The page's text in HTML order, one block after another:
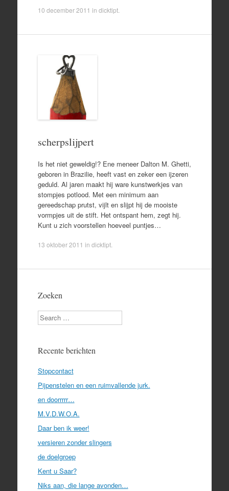
10 december 2011 in dicktipt.
scherpslijpert
Is het niet geweldig!? Ene meneer Dalton M. Ghetti,
geboren in Brazilie, heeft vast en zeker een ijzeren
geduld. Al jaren maakt hij ware kunstwerkjes van
stompjes potlood. Met een minimum aan
gereedschap prutst, vijlt en slijpt hij de mooiste
vormpjes uit de stift. Het ontspant hem, zegt hij.
Kunt u zich voorstellen hoeveel puntjes…
13 oktober 2011 in dicktipt.
Zoeken
Search
Recente berichten
Stopcontact
Pijpenstelen en een ruimvallende jurk.
en doorrrrr…
M.V.D.W.O.A.
Daar ben ik weer!
versieren zonder slingers
de doelgroep
Kent u Saar?
Niks aan, die lange avonden…